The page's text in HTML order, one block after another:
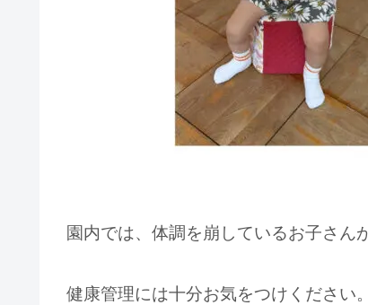
園内では、体調を崩しているお子さん
健康管理には十分お気をつけください。